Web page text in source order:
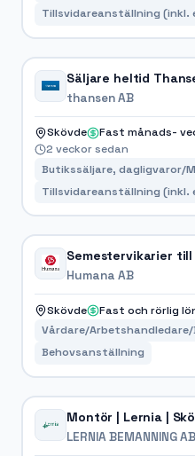
Tillsvidareanställning
Säljare heltid
thansen AB
Skövde
Fast månads-
2 veckor sedan
Butikssäljare, dagligvaror/
Tillsvidareanställning
Semestervikarier till
Humana AB
Skövde Fast och rörlig
Vårdare/
Behovsanställning
Montör | Lernia |
LERNIA BEMANNING AB